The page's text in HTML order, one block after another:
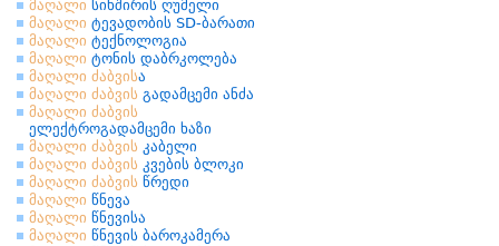
მაღალი სიხშირის ღუმელი
მაღალი ტევადობის SD-ბარათი
მაღალი ტექნოლოგია
მაღალი ტონის დაბრკოლება
მაღალი ძაბვისა
მაღალი ძაბვის გადამცემი ანძა
მაღალი ძაბვის
ელექტროგადამცემი ხაზი
მაღალი ძაბვის კაბელი
მაღალი ძაბვის კვების ბლოკი
მაღალი ძაბვის წრედი
მაღალი წნევა
მაღალი წნევისა
მაღალი წნევის ბაროკამერა